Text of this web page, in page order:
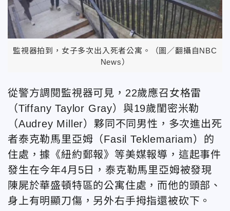
監視器拍到，女子多次出入死者公寓。（圖／翻攝自NBC
News）
從警方調閱監視器可見，22歲應召女格雷
（Tiffany Taylor Gray）與19歲閨密米勒
（Audrey Miller）夥同不同男性，多次進出死
者泰克勒馬里亞姆（Fasil Teklemariam）的
住處，據《紐約郵報》等美媒報導，這起事件
發生在今年4月5日，泰克勒馬里亞姆被發現
陳屍於華盛頓特區的公寓住處，而他的頭部、
身上有明顯刀傷，另外右手拇指還被砍下。